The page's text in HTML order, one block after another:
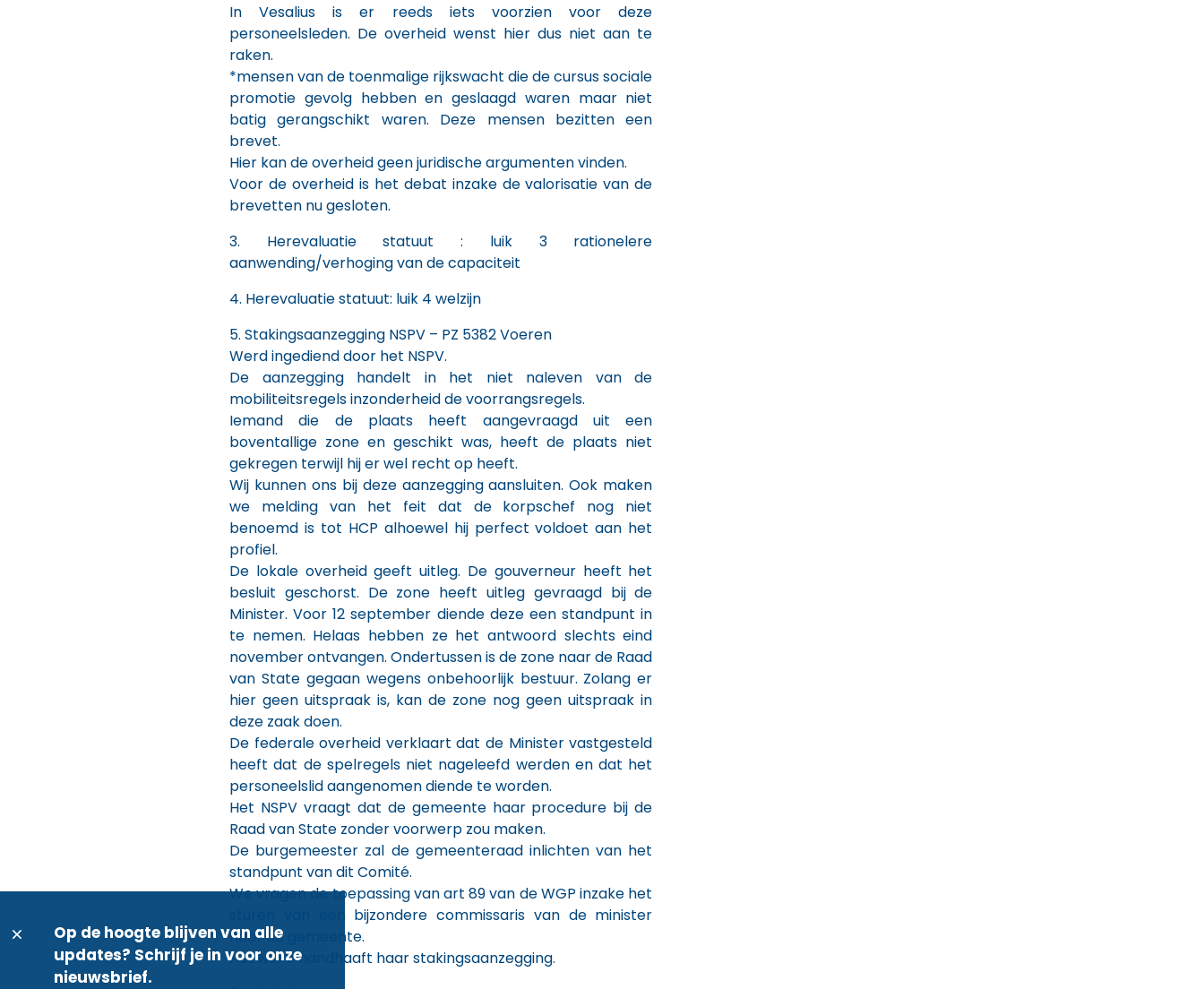
In Vesalius is er reeds iets voorzien voor deze
personeelsleden. De overheid wenst hier dus niet aan te
raken.
*mensen van de toenmalige rijkswacht die de cursus sociale
promotie gevolg hebben en geslaagd waren maar niet
batig gerangschikt waren. Deze mensen bezitten een
brevet.
Hier kan de overheid geen juridische argumenten vinden.
Voor de overheid is het debat inzake de valorisatie van de
brevetten nu gesloten.
3. Herevaluatie statuut : luik 3 rationelere
aanwending/verhoging van de capaciteit
4. Herevaluatie statuut: luik 4 welzijn
5. Stakingsaanzegging NSPV – PZ 5382 Voeren
Werd ingediend door het NSPV.
De aanzegging handelt in het niet naleven van de
mobiliteitsregels inzonderheid de voorrangsregels.
Iemand die de plaats heeft aangevraagd uit een
boventallige zone en geschikt was, heeft de plaats niet
gekregen terwijl hij er wel recht op heeft.
Wij kunnen ons bij deze aanzegging aansluiten. Ook maken
we melding van het feit dat de korpschef nog niet
benoemd is tot HCP alhoewel hij perfect voldoet aan het
profiel.
De lokale overheid geeft uitleg. De gouverneur heeft het
besluit geschorst. De zone heeft uitleg gevraagd bij de
Minister. Voor 12 september diende deze een standpunt in
te nemen. Helaas hebben ze het antwoord slechts eind
november ontvangen. Ondertussen is de zone naar de Raad
van State gegaan wegens onbehoorlijk bestuur. Zolang er
hier geen uitspraak is, kan de zone nog geen uitspraak in
deze zaak doen.
De federale overheid verklaart dat de Minister vastgesteld
heeft dat de spelregels niet nageleefd werden en dat het
personeelslid aangenomen diende te worden.
Het NSPV vraagt dat de gemeente haar procedure bij de
Raad van State zonder voorwerp zou maken.
De burgemeester zal de gemeenteraad inlichten van het
standpunt van dit Comité.
We vragen de toepassing van art 89 van de WGP inzake het
sturen van een bijzondere commissaris van de minister
naar de gemeente.
Het NSPV handhaaft haar stakingsaanzegging.
Op de hoogte blijven van alle
updates? Schrijf je in voor onze
nieuwsbrief.